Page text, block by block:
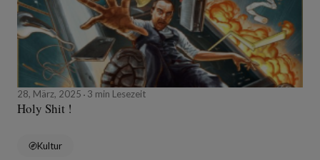
28, März, 2025 3 min Lesezeit
Holy Shit !
Kultur